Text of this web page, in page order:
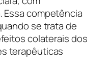
Essa competência
se trata de
colaterais dos
terapêuticas